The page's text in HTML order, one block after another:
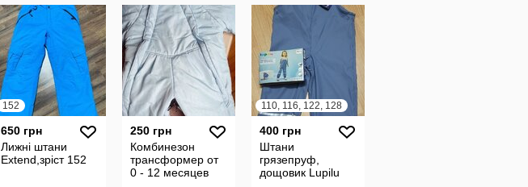
152
650 грн
Лижні штани
Extend,зріст 152
250 грн
Комбинезон
трансформер от
0 - 12 месяцев
110, 116, 122, 128
400 грн
Штани
грязепруф,
дощовик Lupilu